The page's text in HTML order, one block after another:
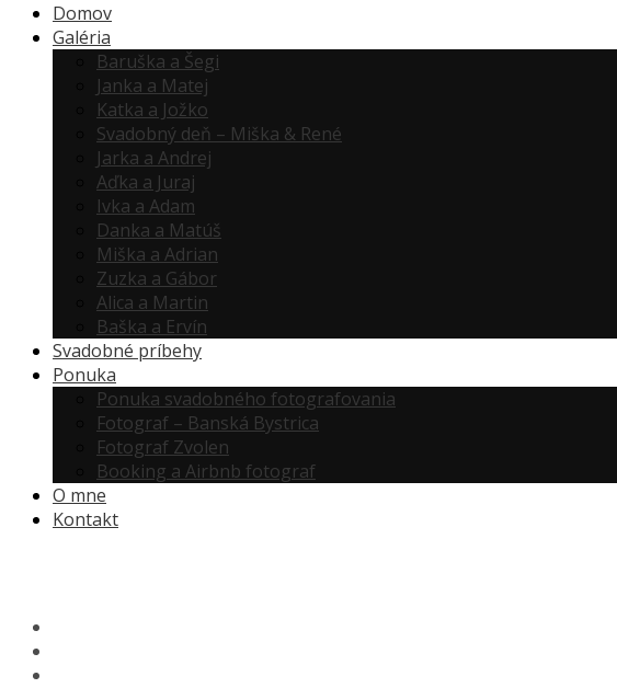
Domov
Galéria
Baruška a Šegi
Janka a Matej
Katka a Jožko
Svadobný deň – Miška & René
Jarka a Andrej
Aďka a Juraj
Ivka a Adam
Danka a Matúš
Miška a Adrian
Zuzka a Gábor
Alica a Martin
Baška a Ervín
Svadobné príbehy
Ponuka
Ponuka svadobného fotografovania
Fotograf – Banská Bystrica
Fotograf Zvolen
Booking a Airbnb fotograf
O mne
Kontakt